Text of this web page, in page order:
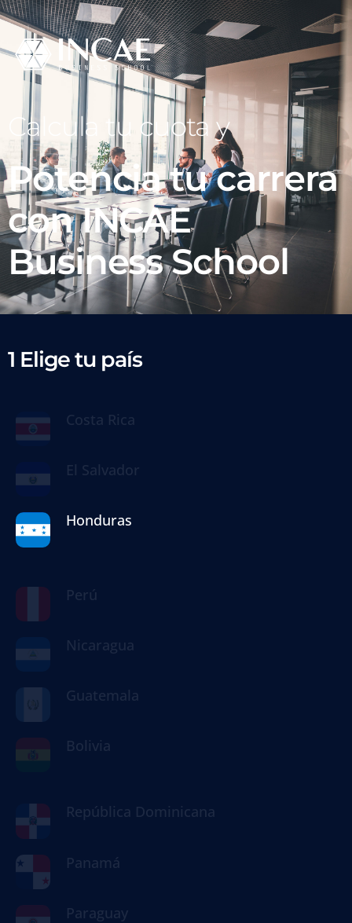
Calcula tu cuota y
Potencia tu carrera
con INCAE
Business School
1 Elige tu país
Costa Rica
El Salvador
Honduras
Perú
Nicaragua
Guatemala
Bolivia
República Dominicana
Panamá
Paraguay